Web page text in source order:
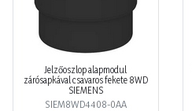
Jelzőoszlop alapmodul
zárósapkával csavaros fekete 8WD
SIEMENS
SIEM8WD4408-0AA